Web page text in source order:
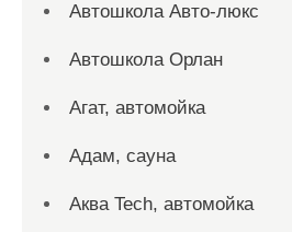
Автошкола Авто-люкс
Автошкола Орлан
Агат, автомойка
Адам, сауна
Аква Tech, автомойка